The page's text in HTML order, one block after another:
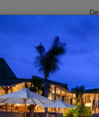
Sort by Price range
Nai Harn beach